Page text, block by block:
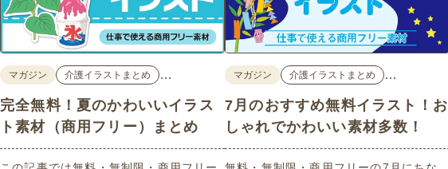
マガジン 介護イラストまとめ …
完全無料！夏のかわいいイラス
ト素材（商用フリー）まとめ
マガジン 介護イラストまとめ …
7月のおすすめ無料イラスト！お
しゃれでかわいい素材多数！